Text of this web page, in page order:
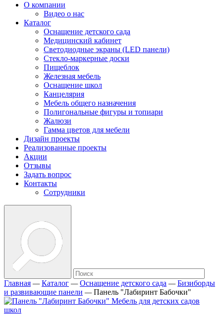
О компании
Видео о нас
Каталог
Оснащение детского сада
Медицинский кабинет
Светодиодные экраны (LED панели)
Стекло-маркерные доски
Пищеблок
Железная мебель
Оснащение школ
Канцелярия
Мебель общего назначения
Полигональные фигуры и топиари
Жалюзи
Гамма цветов для мебели
Дизайн проекты
Реализованные проекты
Акции
Отзывы
Задать вопрос
Контакты
Сотрудники
Главная —Каталог —Оснащение детского сада —Бизиборды
и развивающие панели —Панель "Лабиринт Бабочки"